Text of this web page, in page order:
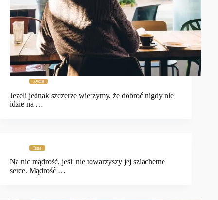
Życie
Jeżeli jednak szczerze wierzymy, że dobroć nigdy nie
idzie na …
Inne
Na nic mądrość, jeśli nie towarzyszy jej szlachetne
serce. Mądrość …